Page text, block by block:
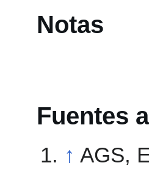
Notas
Fuentes
↑ AGS,